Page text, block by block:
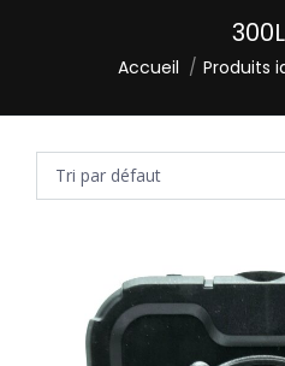
Vous êtes ici :
Accueil Produits